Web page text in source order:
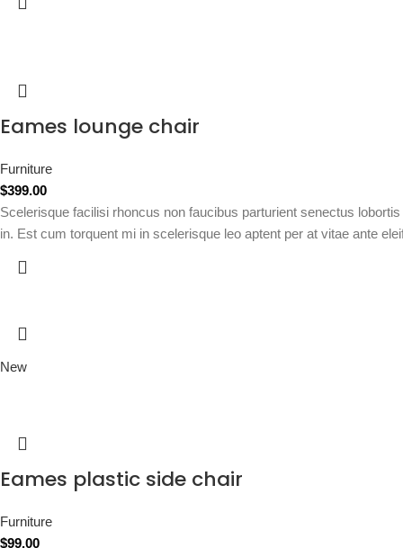
Eames lounge chair
Furniture
$399.00
Scelerisque facilisi rhoncus non faucibus parturient senectus
in. Est cum torquent mi in scelerisque leo aptent per at vitae ante
New
Eames plastic side chair
Furniture
$99.00